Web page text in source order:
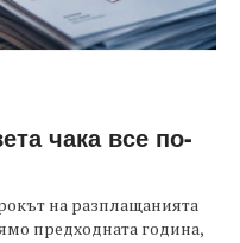
чака все по-
на разплащанията
предходната година,